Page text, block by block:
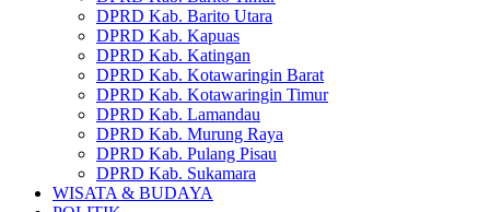
DPRD Kab. Barito Utara
DPRD Kab. Kapuas
DPRD Kab. Katingan
DPRD Kab. Kotawaringin Barat
DPRD Kab. Kotawaringin Timur
DPRD Kab. Lamandau
DPRD Kab. Murung Raya
DPRD Kab. Pulang Pisau
DPRD Kab. Sukamara
WISATA & BUDAYA